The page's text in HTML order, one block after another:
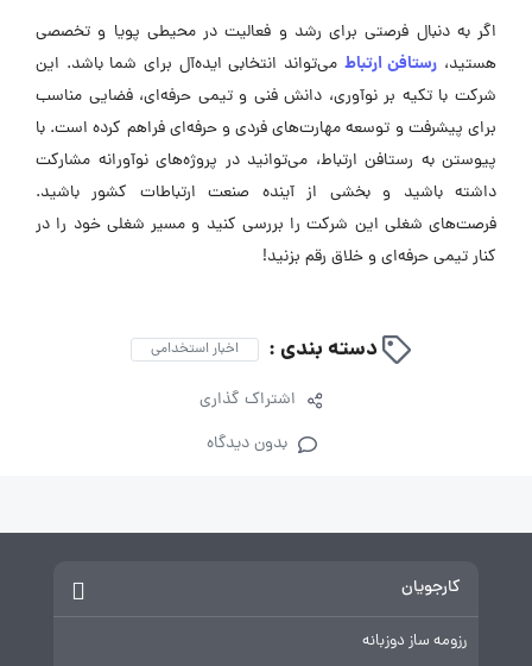
اگر به دنبال فرصتی برای رشد و فعالیت در محیطی پویا و تخصصی
هستید، رستافن ارتباط می‌تواند انتخابی ایده‌آل برای شما باشد. این
شرکت با تکیه بر نوآوری، دانش فنی و تیمی حرفه‌ای، فضایی مناسب
برای پیشرفت و توسعه مهارت‌های فردی و حرفه‌ای فراهم کرده است. با
پیوستن به رستافن ارتباط، می‌توانید در پروژه‌های نوآورانه مشارکت
داشته باشید و بخشی از آینده صنعت ارتباطات کشور باشید.
فرصت‌های شغلی این شرکت را بررسی کنید و مسیر شغلی خود را در
کنار تیمی حرفه‌ای و خلاق رقم بزنید!
دسته بندی : اخبار استخدامی
اشتراک گذاری
بدون دیدگاه
کارجویان
رزومه ساز دوزبانه